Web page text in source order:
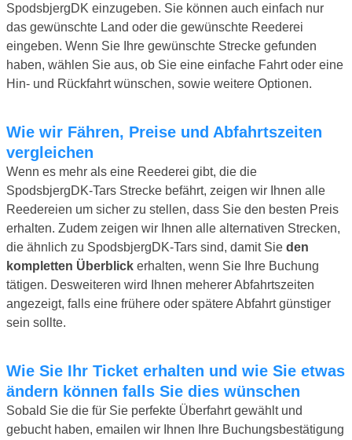
SpodsbjergDK einzugeben. Sie können auch einfach nur
das gewünschte Land oder die gewünschte Reederei
eingeben. Wenn Sie Ihre gewünschte Strecke gefunden
haben, wählen Sie aus, ob Sie eine einfache Fahrt oder eine
Hin- und Rückfahrt wünschen, sowie weitere Optionen.
Wie wir Fähren, Preise und Abfahrtszeiten
vergleichen
Wenn es mehr als eine Reederei gibt, die die
SpodsbjergDK-Tars Strecke befährt, zeigen wir Ihnen alle
Reedereien um sicher zu stellen, dass Sie den besten Preis
erhalten. Zudem zeigen wir Ihnen alle alternativen Strecken,
die ähnlich zu SpodsbjergDK-Tars sind, damit Sie den
kompletten Überblick erhalten, wenn Sie Ihre Buchung
tätigen. Desweiteren wird Ihnen meherer Abfahrtszeiten
angezeigt, falls eine frühere oder spätere Abfahrt günstiger
sein sollte.
Wie Sie Ihr Ticket erhalten und wie Sie etwas
ändern können falls Sie dies wünschen
Sobald Sie die für Sie perfekte Überfahrt gewählt und
gebucht haben, emailen wir Ihnen Ihre Buchungsbestätigung